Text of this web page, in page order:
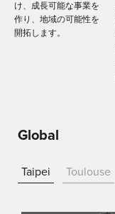
け、成長可能な事業を
作り、地域の可能性を
開拓します。
Global
Taipei Toulouse